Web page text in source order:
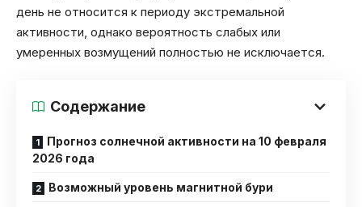
день не относится к периоду экстремальной
активности, однако вероятность слабых или
умеренных возмущений полностью не исключается.
Содержание
Прогноз солнечной активности на 10 февраля
2026 года
Возможный уровень магнитной бури